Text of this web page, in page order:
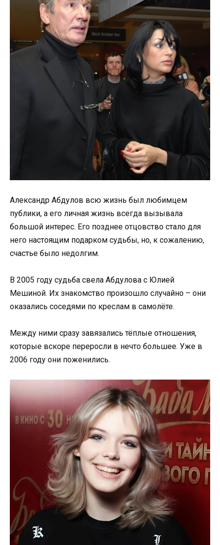
Александр Абдулов всю жизнь был любимцем
публики, а его личная жизнь всегда вызывала
большой интерес. Его позднее отцовство стало для
него настоящим подарком судьбы, но, к сожалению,
счастье было недолгим.
В 2005 году судьба свела Абдулова с Юлией
Мешиной. Их знакомство произошло случайно – они
оказались соседями по креслам в самолёте.
Между ними сразу завязались тёплые отношения,
которые вскоре переросли в нечто большее. Уже в
2006 году они поженились.